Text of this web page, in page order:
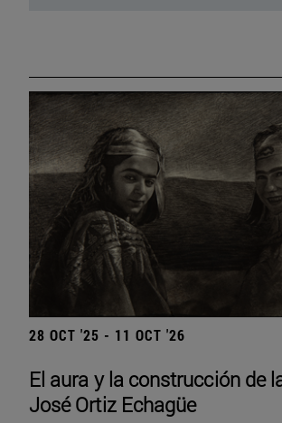
28 OCT '25 - 11 OCT '26
El aura y la construcción de
José Ortiz Echagüe